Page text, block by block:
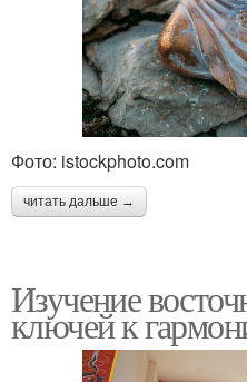
Фото: istockphoto.com
читать дальше →
Изучение
ключей к